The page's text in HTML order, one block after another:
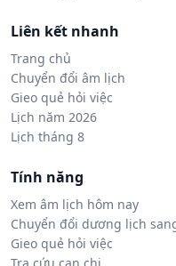
Liên kết nhanh
Trang chủ
Chuyển đổi âm lịch
Gieo quẻ hỏi việc
Lịch năm 2026
Lịch tháng 8
Tính năng
Xem âm lịch hôm nay
Chuyển đổi dương lịch
Gieo quẻ hỏi việc